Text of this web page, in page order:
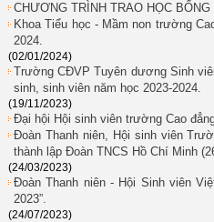
CHƯƠNG TRÌNH TRAO HỌC
Khoa Tiểu học - Mầm non trường
2024.
(02/01/2024)
Trường CĐVP Tuyên dương Sinh
sinh, sinh viên năm học 2023-2024.
(19/11/2023)
Đại hội Hội sinh viên trường Cao
Đoàn Thanh niên, Hội sinh viên
thành lập Đoàn TNCS Hồ Chí Minh
(24/03/2023)
Đoàn Thanh niên - Hội Sinh viên
2023”.
(24/07/2023)